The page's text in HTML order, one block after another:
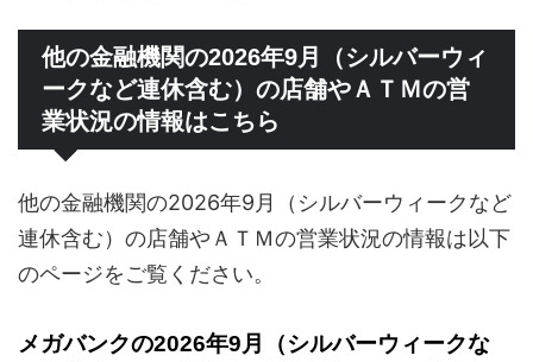
他の金融機関の2026年9月（シルバーウィ
ークなど連休含む）の店舗やＡＴＭの営
業状況の情報はこちら
他の金融機関の2026年9月（シルバーウィークなど
連休含む）の店舗やＡＴＭの営業状況の情報は以下
のページをご覧ください。
メガバンクの2026年9月（シルバーウィークな